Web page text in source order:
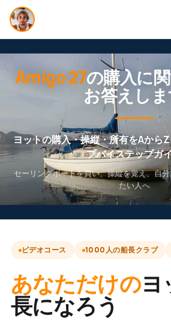
Amigo 27の購入に
お答えし
ヨットの購入・操縦・所有をAから
プバイステップガ
セーリングボートを買い、操縦を覚え、自
たい人へ
ビデオコース 1000人の船長クラブ
あなただけのヨ
長になろう